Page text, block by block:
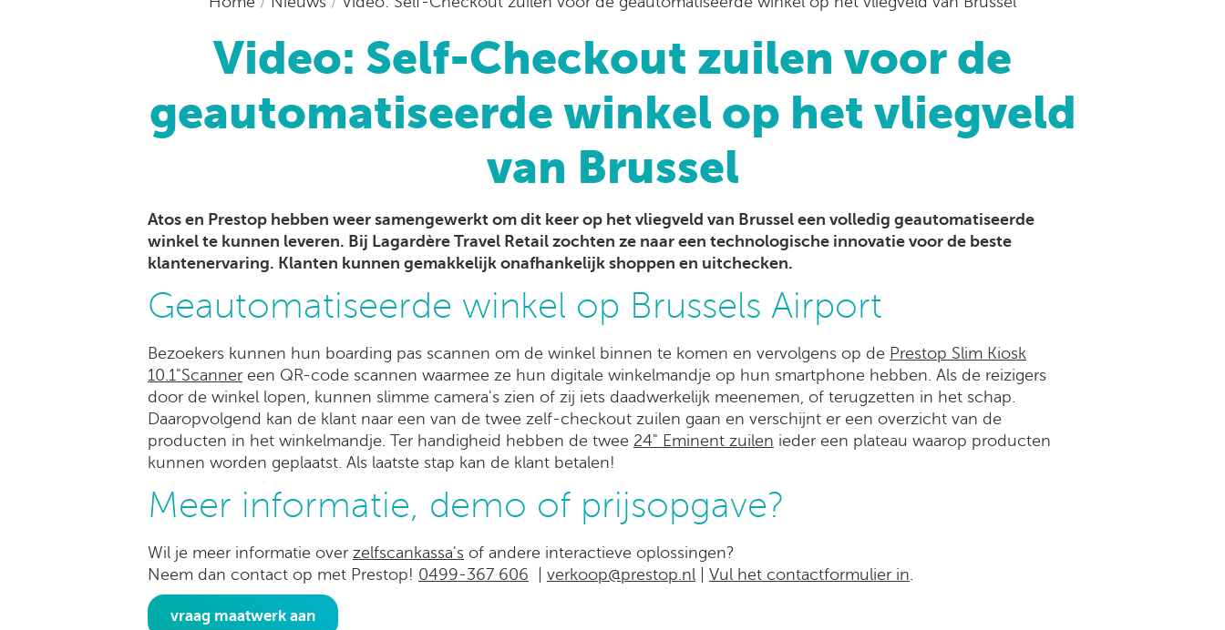
Video: Self-Checkout zuilen voor de
geautomatiseerde winkel op het vliegveld
van Brussel
Atos en Prestop hebben weer samengewerkt om dit keer op het vliegveld van Brussel een volledig geautomatiseerde
winkel te kunnen leveren. Bij Lagardère Travel Retail zochten ze naar een technologische innovatie voor de beste
klantenervaring. Klanten kunnen gemakkelijk onafhankelijk shoppen en uitchecken.
Geautomatiseerde winkel op Brussels Airport
Bezoekers kunnen hun boarding pas scannen om de winkel binnen te komen en vervolgens op de Prestop Slim Kiosk
10.1"Scanner een QR-code scannen waarmee ze hun digitale winkelmandje op hun smartphone hebben. Als de reizigers
door de winkel lopen, kunnen slimme camera's zien of zij iets daadwerkelijk meenemen, of terugzetten in het schap.
Daaropvolgend kan de klant naar een van de twee zelf-checkout zuilen gaan en verschijnt er een overzicht van de
producten in het winkelmandje. Ter handigheid hebben de twee 24" Eminent zuilen ieder een plateau waarop producten
kunnen worden geplaatst. Als laatste stap kan de klant betalen!
Meer informatie, demo of prijsopgave?
Wil je meer informatie over zelfscankassa's of andere interactieve oplossingen?
Neem dan contact op met Prestop! 0499-367 606 verkoop@prestop.nl Vul het contactformulier in.
vraag maatwerk aan